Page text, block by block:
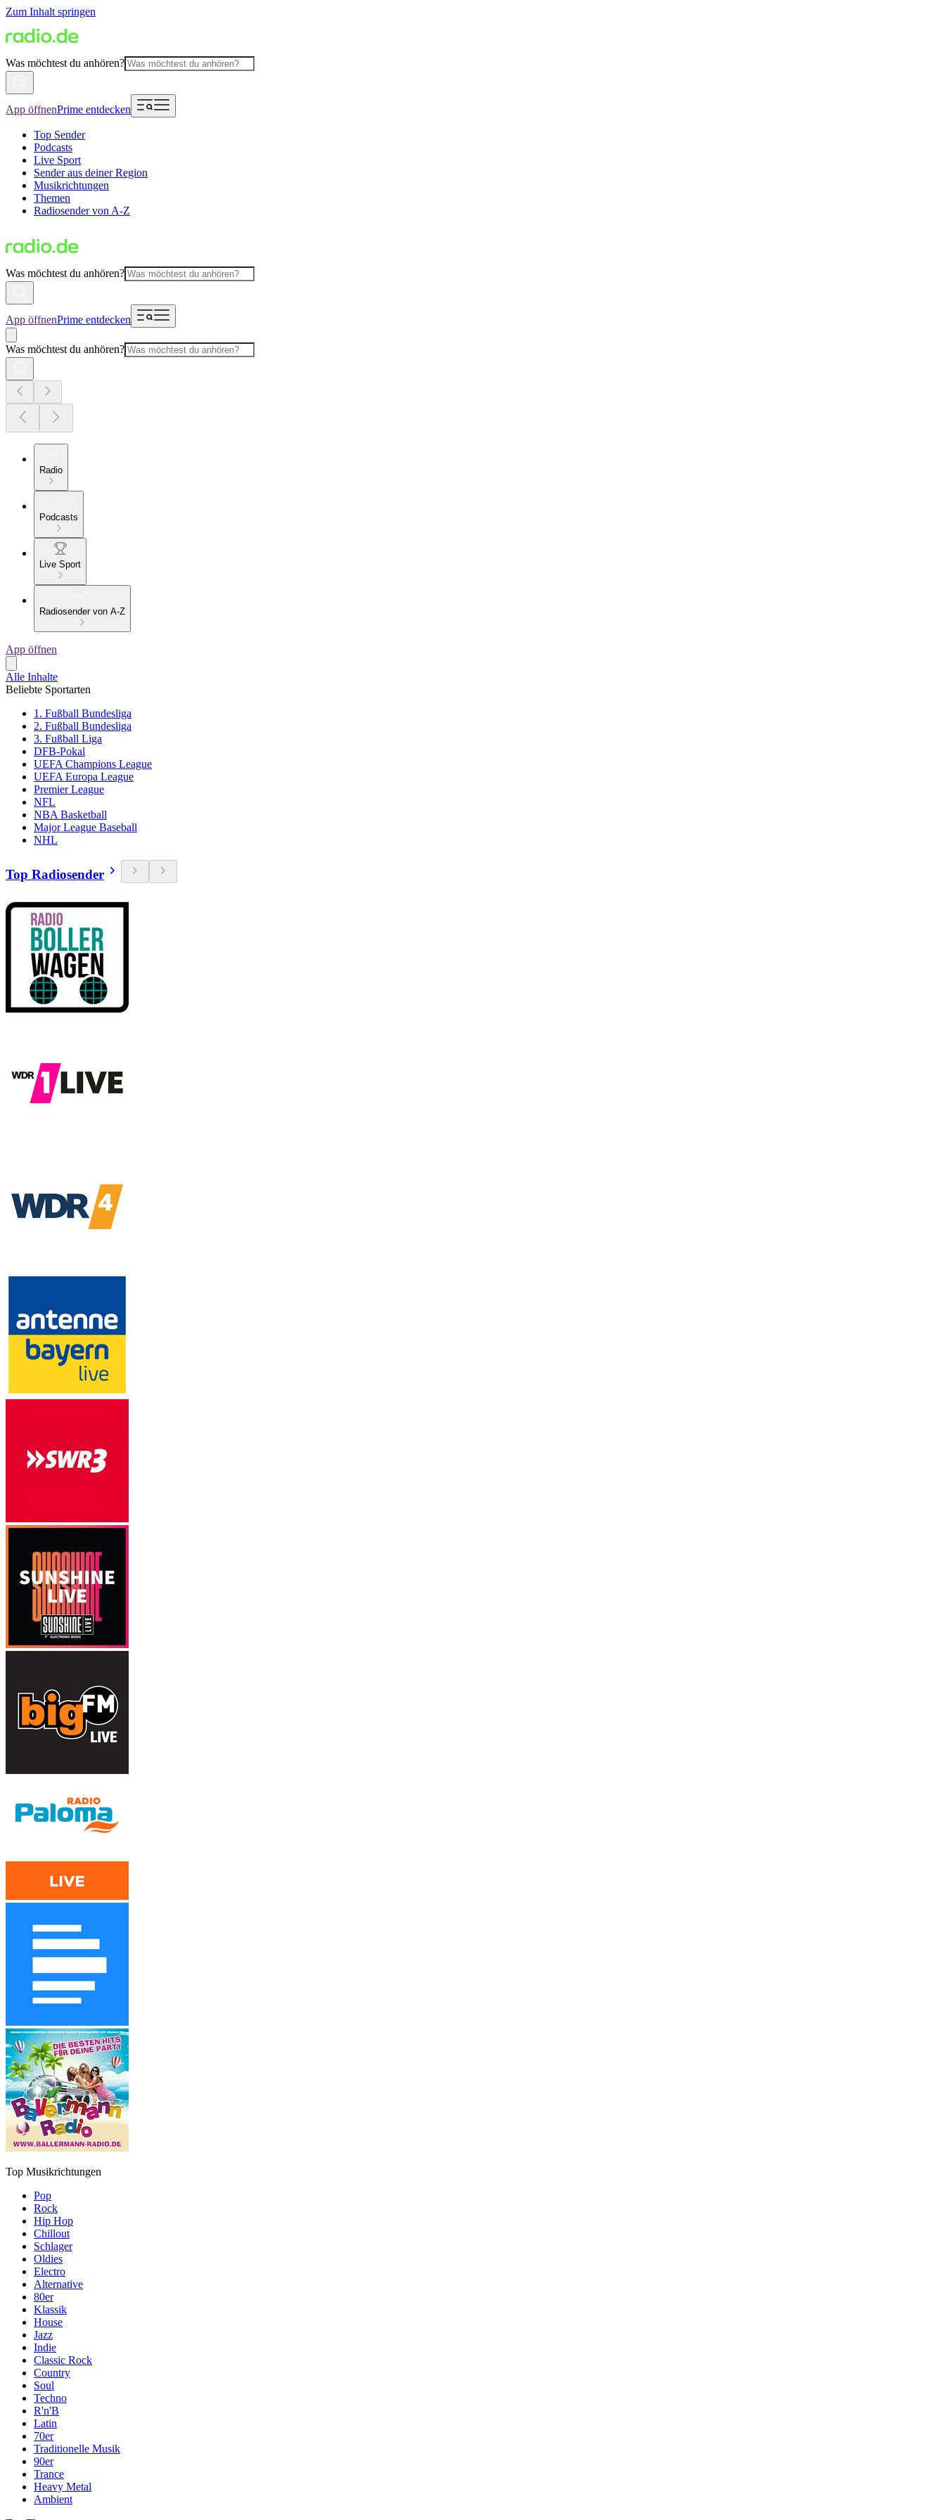
Zum Inhalt springen
Was möchtest du anhören?
App öffnenPrime entdecken
Top Sender
Podcasts
Live Sport
Sender aus deiner Region
Musikrichtungen
Themen
Radiosender von A-Z
Was möchtest du anhören?
App öffnenPrime entdecken
Was möchtest du anhören?
Radio
Podcasts
Live Sport
Radiosender von A-Z
App öffnen
Alle Inhalte
Beliebte Sportarten
1. Fußball Bundesliga
2. Fußball Bundesliga
3. Fußball Liga
DFB-Pokal
UEFA Champions League
UEFA Europa League
Premier League
NFL
NBA Basketball
Major League Baseball
NHL
Top Radiosender
Top Musikrichtungen
Pop
Rock
Hip Hop
Chillout
Schlager
Oldies
Electro
Alternative
80er
Klassik
House
Jazz
Indie
Classic Rock
Country
Soul
Techno
R'n'B
Latin
70er
Traditionelle Musik
90er
Trance
Heavy Metal
Ambient